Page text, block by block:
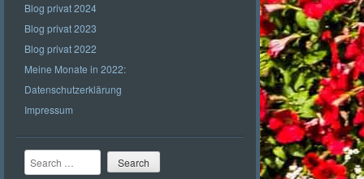
Blog privat 2024
Blog privat 2023
Blog privat 2022
Meine Monate in 2022:
Datenschutzerklärung
Impressum
Search